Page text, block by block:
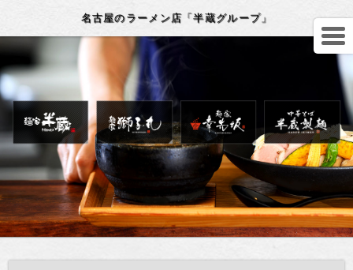
名古屋のラーメン店「半蔵グループ」